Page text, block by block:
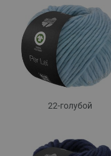
22-голубой